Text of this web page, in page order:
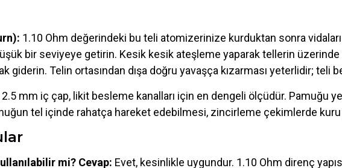
1.10 Ohm değerindeki bu teli atomizerinize kurduktan sonra
bir seviyeye getirin. Kesik kesik ateşleme yaparak tellerin
giderin. Telin ortasından dışa doğru yavaşça kızarması yeterlidir; teli
2.5 mm iç çap, likit besleme kanalları için en dengeli ölçüdür. Pamuğu
tel içinde rahatça hareket edebilmesi, zincirleme çekimlerde kuru
mi? Cevap: Evet, kesinlikle uygundur. 1.10 Ohm direnç